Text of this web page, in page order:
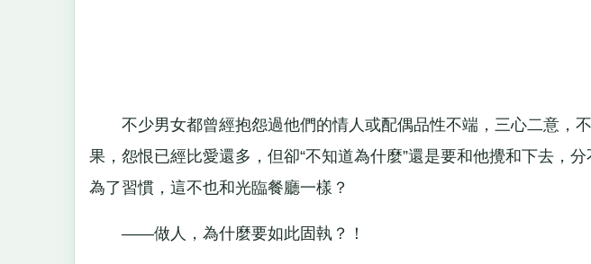
不少男女都曾經抱怨過他們的情人或配偶品性不端，三心二意，
果，怨恨已經比愛還多，但卻“不知道為什麼”還是要和他攪和下去，
為了習慣，這不也和光臨餐廳一樣？
——做人，為什麼要如此固執？！